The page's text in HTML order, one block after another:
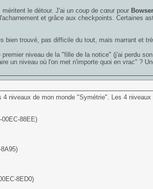
le détour. J'ai un coup de cœur pour
et grâce aux checkpoints. Certaines
bien trouvé, pas difficile du tout, mais marrant et
niveau de la "fille de la notice" (j'ai perdu
un niveau où l'on met n'importe quoi en vrac" ?
niveaux de mon monde "Symétrie". Les 4
88EE)
8ED0)